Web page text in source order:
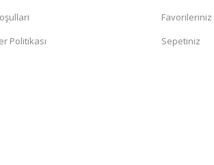
Politikası
Favorileriniz
Sepetiniz